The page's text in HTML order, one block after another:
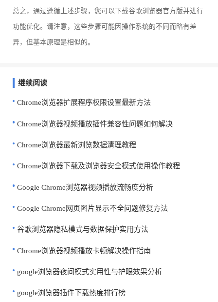
总之，通过遵循上述步骤，您可以下载谷歌浏览器官方版并进行
功能优化。请注意，这些步骤可能因操作系统的不同而略有差
异，但基本原理是相似的。
继续阅读
Chrome浏览器扩展程序权限设置最新方法
Chrome浏览器视频播放插件兼容性问题如何解决
Chrome浏览器最新浏览数据清理教程
Chrome浏览器下载及浏览器安全模式使用操作教程
Google Chrome浏览器视频播放流畅度分析
Google Chrome网页图片显示不全问题修复方法
谷歌浏览器隐私模式与数据保护实用方法
Chrome浏览器视频播放卡顿解决操作指南
google浏览器夜间模式实用性与护眼效果分析
google浏览器插件下载热度排行榜